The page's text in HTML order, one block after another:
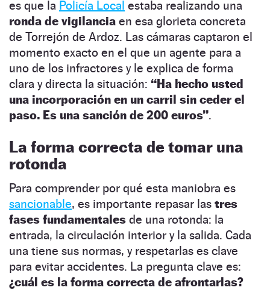
es que la Policía Local estaba realizando una
ronda de vigilancia en esa glorieta concreta
de Torrejón de Ardoz. Las cámaras captaron el
momento exacto en el que un agente para a
uno de los infractores y le explica de forma
clara y directa la situación: “Ha hecho usted
una incorporación en un carril sin ceder el
paso. Es una sanción de 200 euros”.
La forma correcta de tomar una
rotonda
Para comprender por qué esta maniobra es
sancionable, es importante repasar las tres
fases fundamentales de una rotonda: la
entrada, la circulación interior y la salida. Cada
una tiene sus normas, y respetarlas es clave
para evitar accidentes. La pregunta clave es:
¿cuál es la forma correcta de afrontarlas?